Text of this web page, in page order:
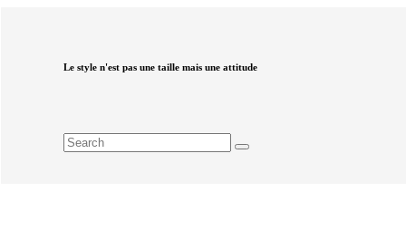
Le style n'est pas une taille mais une attitude